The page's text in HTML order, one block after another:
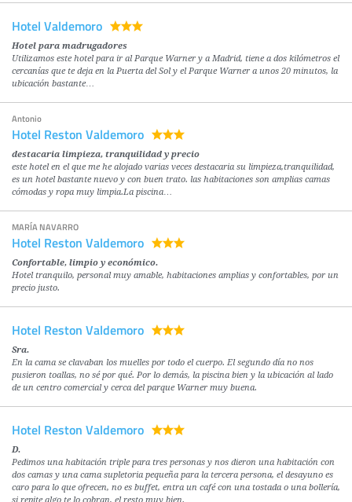
Hotel Valdemoro
Hotel para madrugadores
Utilizamos este hotel para ir al Parque Warner y a Madrid, tiene a dos kilómetros el
cercanías que te deja en la Puerta del Sol y el Parque Warner a unos 20 minutos, la
ubicación bastante…
Antonio
Hotel Reston Valdemoro
destacaria limpieza, tranquilidad y precio
este hotel en el que me he alojado varias veces destacaria su limpieza,tranquilidad,
es un hotel bastante nuevo y con buen trato. las habitaciones son amplias camas
cómodas y ropa muy limpia.La piscina…
MARÍA NAVARRO
Hotel Reston Valdemoro
Confortable, limpio y económico.
Hotel tranquilo, personal muy amable, habitaciones amplias y confortables, por un
precio justo.
Hotel Reston Valdemoro
Sra.
En la cama se clavaban los muelles por todo el cuerpo. El segundo día no nos
pusieron toallas, no sé por qué. Por lo demás, la piscina bien y la ubicación al lado
de un centro comercial y cerca del parque Warner muy buena.
Hotel Reston Valdemoro
D.
Pedimos una habitación triple para tres personas y nos dieron una habitación con
dos camas y una cama supletoria pequeña para la tercera persona, el desayuno es
caro para lo que ofrecen, no es buffet, entra un café con una tostada o una bollería,